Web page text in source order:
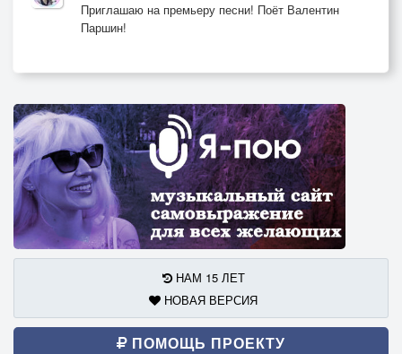
Приглашаю на премьеру песни! Поёт Валентин
Паршин!
НАМ 15 ЛЕТ
НОВАЯ ВЕРСИЯ
ПОМОЩЬ ПРОЕКТУ